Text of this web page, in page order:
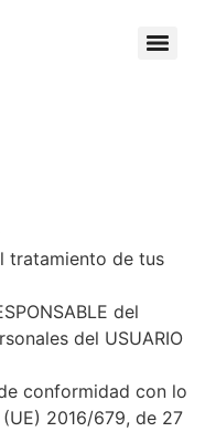
tratamiento de tus
del
del USUARIO
conformidad con lo
2016/679, de 27